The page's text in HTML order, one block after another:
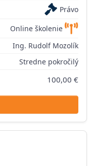
Právo
Online školenie
Ing. Rudolf Mozolík
Stredne pokročilý
100,00 €